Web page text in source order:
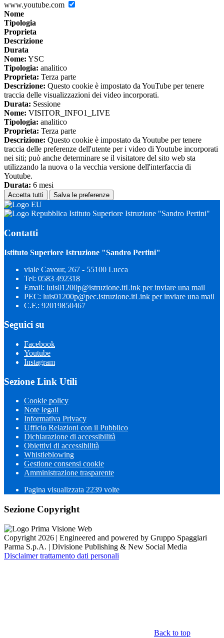
www.youtube.com
Nome
Tipologia
Proprieta
Descrizione
Durata
Nome: YSC
Tipologia: analitico
Proprieta: Terza parte
Descrizione: Questo cookie è impostato da YouTube per tenere
traccia delle visualizzazioni dei video incorporati.
Durata: Sessione
Nome: VISITOR_INFO1_LIVE
Tipologia: analitico
Proprieta: Terza parte
Descrizione: Questo cookie è impostato da Youtube per tenere
traccia delle preferenze dell'utente per i video di Youtube incorporati
nei siti; può anche determinare se il visitatore del sito web sta
utilizzando la nuova o la vecchia versione dell'interfaccia di
Youtube.
Durata: 6 mesi
Accetta tutti Salva le preferenze
Istituto Superiore Istruzione "Sandro Pertini"
Contatti
Istituto Superiore Istruzione "Sandro Pertini"
viale Cavour, 267 - 55100 Lucca
Tel: 0583 492318
Email: luis01200p@istruzione.itLink per inviare una mail
PEC: luis01200p@pec.istruzione.itLink per inviare una mail
C.F.: 92019850467
Seguici su
Facebook
Youtube
Instagram
Sezione Link Utili
Cookie policy
Note legali
Informativa Privacy
Ufficio Relazioni con il Pubblico
Dichiarazione di accessibilità
Obiettivi di accessibilità
Whistleblowing
Gestione consensi cookie
Amministrazione trasparente
Pagina visualizzata 2239 volte
Sezione Copyright
Copyright 2026 | Engineered and powered by Gruppo Spaggiari
Parma S.p.A. | Divisione Publishing & New Social Media
Disclaimer trattamento dati personali
Back to top